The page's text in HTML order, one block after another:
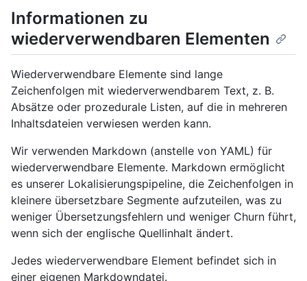
Informationen zu
wiederverwendbaren Elementen
Wiederverwendbare Elemente sind lange
Zeichenfolgen mit wiederverwendbarem Text, z. B.
Absätze oder prozedurale Listen, auf die in mehreren
Inhaltsdateien verwiesen werden kann.
Wir verwenden Markdown (anstelle von YAML) für
wiederverwendbare Elemente. Markdown ermöglicht
es unserer Lokalisierungspipeline, die Zeichenfolgen in
kleinere übersetzbare Segmente aufzuteilen, was zu
weniger Übersetzungsfehlern und weniger Churn führt,
wenn sich der englische Quellinhalt ändert.
Jedes wiederverwendbare Element befindet sich in
einer eigenen Markdowndatei.